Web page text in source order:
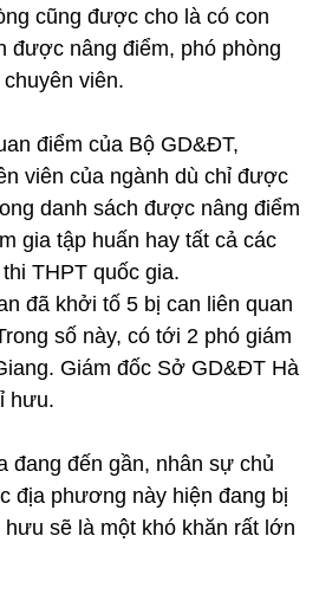
cũng được cho là có con
được nâng điểm, phó phòng
viên.
điểm của Bộ GD&ĐT,
viên của ngành dù chỉ được
danh sách được nâng điểm
gia tập huấn hay tất cả các
THPT quốc gia.
đã khởi tố 5 bị can liên quan
số này, có tới 2 phó giám
Giám đốc Sở GD&ĐT Hà
hưu.
đang đến gần, nhân sự chủ
địa phương này hiện đang bị
sẽ là một khó khăn rất lớn